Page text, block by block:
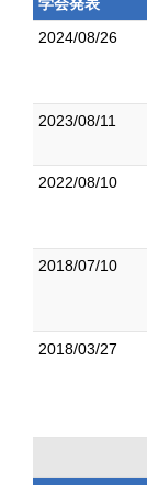
2024/08/26
2023/08/11
2022/08/10
2018/07/10
2018/03/27